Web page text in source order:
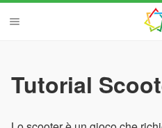
Tutorial